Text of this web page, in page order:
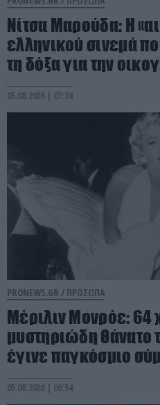
Νίτσα Μαρούδα: Η
ελληνικού σινεμά
τη δόξα για την
05.08.2026 | 07:24
PRONEWS.GR / ΠΡΟΣΩΠΑ
Μέριλιν Μονρόε: 64
μυστηριώδη θάνατο
έγινε παγκόσμιο
05.08.2026 | 06:54